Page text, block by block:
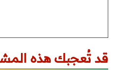
قد تُعجبك هذه